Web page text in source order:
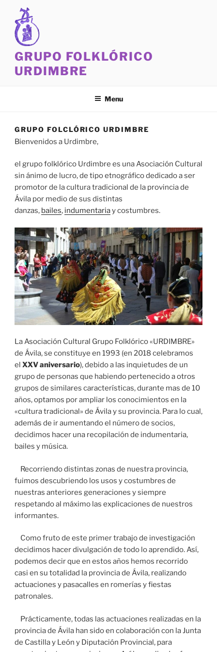
content
GRUPO FOLKLÓRICO
URDIMBRE
Menu
GRUPO FOLCLÓRICO URDIMBRE
Bienvenidos a Urdimbre,
el grupo folklórico Urdimbre es una Asociación Cultural
sin ánimo de lucro, de tipo etnográfico dedicado a ser
promotor de la cultura tradicional de la provincia de
Ávila por medio de sus distintas
danzas, bailes, indumentariay costumbres.
La Asociación Cultural Grupo Folklórico «URDIMBRE»
de Ávila, se constituye en 1993 (en 2018 celebramos
el XXV aniversario), debido a las inquietudes de un
grupo de personas que habiendo pertenecido a otros
grupos de similares características, durante mas de 10
años, optamos por ampliar los conocimientos en la
«cultura tradicional» de Ávila y su provincia. Para lo cual,
además de ir aumentando el número de socios,
decidimos hacer una recopilación de indumentaria,
bailes y música.
Recorriendo distintas zonas de nuestra provincia,
fuimos descubriendo los usos y costumbres de
nuestras anteriores generaciones y siempre
respetando al máximo las explicaciones de nuestros
informantes.
Como fruto de este primer trabajo de investigación
decidimos hacer divulgación de todo lo aprendido. Así,
podemos decir que en estos años hemos recorrido
casi en su totalidad la provincia de Ávila, realizando
actuaciones y pasacalles en romerías y fiestas
patronales.
Prácticamente, todas las actuaciones realizadas en la
provincia de Ávila han sido en colaboración con la Junta
de Castilla y León y Diputación Provincial, para